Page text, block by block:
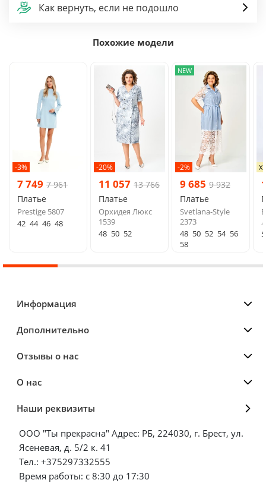
Как вернуть, если не подошло
Похожие модели
-3%
7 749 7 961
Платье
Prestige 5807
42 44 46 48
-20%
11 057 13 766
Платье
Орхидея Люкс
1539
48 50 52
NEW
-2%
9 685 9 932
Платье
Svetlana-Style
2373
48 50 52 54 56
58
Информация
Дополнительно
Отзывы о нас
О нас
Наши реквизиты
ООО "Ты прекрасна" Адрес: РБ, 224030, г. Брест, ул.
Ясеневая, д. 5/2 к. 41
Тел.: +375297332555
Время работы: с 8:30 до 17:30